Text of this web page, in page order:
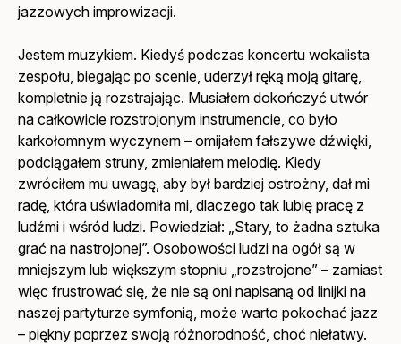
jazzowych improwizacji.
Jestem muzykiem. Kiedyś podczas koncertu wokalista
zespołu, biegając po scenie, uderzył ręką moją gitarę,
kompletnie ją rozstrajając. Musiałem dokończyć utwór
na całkowicie rozstrojonym instrumencie, co było
karkołomnym wyczynem – omijałem fałszywe dźwięki,
podciągałem struny, zmieniałem melodię. Kiedy
zwróciłem mu uwagę, aby był bardziej ostrożny, dał mi
radę, która uświadomiła mi, dlaczego tak lubię pracę z
ludźmi i wśród ludzi. Powiedział: „Stary, to żadna sztuka
grać na nastrojonej”. Osobowości ludzi na ogół są w
mniejszym lub większym stopniu „rozstrojone” – zamiast
więc frustrować się, że nie są oni napisaną od linijki na
naszej partyturze symfonią, może warto pokochać jazz
– piękny poprzez swoją różnorodność, choć niełatwy.